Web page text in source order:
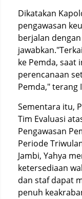
Dikatakan
pengawasan
berjalan
ke Pemda, saat
perencanaan
Pemda," terang
Sementara itu,
Tim Evaluasi
Pengawasan
Periode
Jambi, Yahya
ketersediaan
dan staf dapat
penuh